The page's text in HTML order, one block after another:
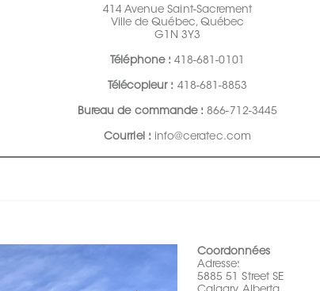
414 Avenue Saint-Sacrement
Ville de Québec, Québec
G1N 3Y3
Téléphone : 418-681-0101
Télécopieur : 418-681-8853
Bureau de commande : 866-712-3445
Courriel : info@ceratec.com
Coordonnées
Adresse:
5885 51 Street SE